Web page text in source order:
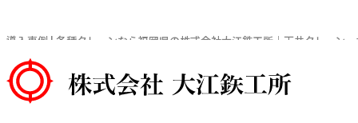
導入事例 | 各種クレーンなら福岡県の株式会社大江鉄工所｜天井クレーン